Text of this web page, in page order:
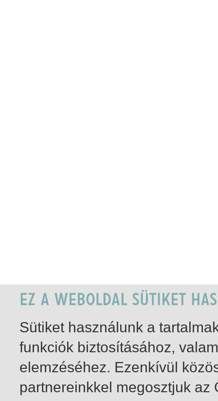
Sütiket használunk a
funkciók biztosításához,
elemzéséhez. Ezenkívül
partnereinkkel megosztjuk